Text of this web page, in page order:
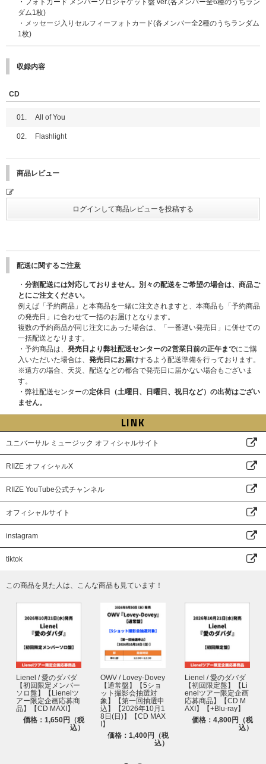
照合を行なわせていただきますので、マスクを着用されている方は確認の際
に限りマスクをお取りいただきますようご協力をお願い申し上げます。
※当選確率は、応募対象商品のご予約・ご購入順とは関係ございません。
※いかなる場合も、当落についてはお問い合わせいただいてもお答えいたし
■電子チケットについて
ご参加にあたり、『電子チケット』1枚につき、1台のスマートフォン(タブ
レット含む)が必要となります。
※スマートフォン・タブレット(一部機種を除く)をお持ちでない方はイベン
※ご予約・ご購入と同時に自動エントリーとなるため、ticket boardへの会
【ticket boardウェブサイト】
れた「メールアドレス」および「電話番号」の入力が必要です。
※ticket boardのマイページへは「ご当選されたお見送り会対象公演前日(予
定)」よりログイン可能となります。ログイン可能となりましたら、ticket b
なります。また、マイページへのログインもできなくなりますので、ご注意
※同様に必ずお一人様につき、1つのスマートフォン・タブレット(一部機種
を除く)をご使用ください。
＜電子チケット発券について＞
『電子チケット』は ＜ご当選されたお見送り会対象公演前日の20:00頃＞にt
icket boardより「発券メール」にてご案内いたします。
※ticket boardのマイページからもご確認いただけます。
※『電子チケット』を発券されましたら、すぐにダウンロードいただき、当
日受付時にお手元にご準備をお願いいたします。
※『電子チケット』での入場は、スマートフォン・タブレット(一部機種を
除く)を使っての入場となります。事前にしっかりとスマートフォン・タブ
レット(一部機種を除く)の充電や起動等のチェックをお願いします。スマー
トフォン・タブレット(一部機種を除く)の充電切れ・故障等の対応はいたし
かねます。イベント会場に充電ブース、Wi-Fiのご準備はございません。
https://ticket.tickebo.jp/top/ja/guide/qrticket
s.html
＜イベント当日に必要なもの＞
1、『電子チケット』
2、『主催者が指定する顔写真付きの身分証明書』(写真・コピー・期限切れ
不可)
をご持参の上、各自『電子チケット』に記載された集合場所・集合時間にお
集まりください。
せん。あらかじめご了承ください。
※ticket boardが発行する『電子チケット』と『主催者が指定する顔写真付
参加いただけません。
ずお持ちになる身分証明書と同一内容での各ストアでのご注文時情報への登
録をお願いします。
■主催者が指定する顔写真付きの身分証明書
イベントにご参加される際は、必ず主催者が指定する、ご当選されたご本人
様の『顔写真付きの指定身分証明書』の原本(写真・コピー・有効期限切れ
のものは不可)を【1】～【6】の中から1点ご持参ください。
いかなる理由でも下記記載以外の身分証は無効となりますので、ご注意くだ
さい。
※原本のみ有効
※下記記載の身分証に別の証明写真を貼る等、身分証の偽造が発覚した場合
もご参加いただけません。
・フォトカード メンバーソロジャケット盤 ver.(各メンバー全6種のうちラン
ダム1枚)
・メッセージ入りセルフィーフォトカード(各メンバー全2種のうちランダム
1枚)
収録内容
CD
01. All of You
02. Flashlight
商品レビュー
配送に関するご注意
・ 分割配送には対応しておりません。別々の配送をご希望の場合は、商品ご
とにご注文ください。
例えば「予約商品」と本商品を一緒に注文されますと、本商品も「予約商品
の発売日」に合わせて一括のお届けとなります。
複数の予約商品が同じ注文にあった場合は、「一番遅い発売日」に併せての
一括配送となります。
・予約商品は、 発売日より弊社配送センターの2営業日前の正午までにご購
入いただいた場合は、 発売日にお届けするよう配送準備を行っております。
※遠方の場合、天災、配送などの都合で発売日に届かない場合もございま
す。
・弊社配送センターの定休日（土曜日、日曜日、祝日など）の出荷はござい
ません。
LINK
ユニバーサル ミュージック オフィシャルサイト
RIIZE オフィシャルX
RIIZE YouTube公式チャンネル
オフィシャルサイト
instagram
tiktok
この商品を見た人は、こんな商品も見ています！
Lienel / 愛のダバダ
【初回限定メンバー
ソロ盤】【Lienelツ
アー限定企画応募商
品】【CD MAXI】
価格：1,650円（税
込）
OWV / Lovey-Dovey
【通常盤】【5ショ
ット撮影会抽選対
象】【第一回抽選申
込】【2026年10月1
8日(日)】【CD MAX
I】
価格：1,400円（税
込）
Lienel / 愛のダバダ
【初回限定盤】【Li
enelツアー限定企画
応募商品】【CD M
AXI】【+Blu-ray】
価格：4,800円（税
込）